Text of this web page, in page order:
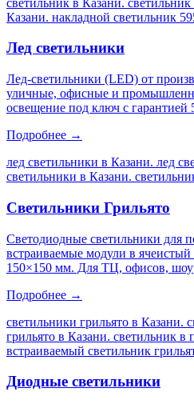
Казани. накладной светильник
Лед светильники
Лед-светильники (LED) от
уличные, офисные и
освещение под ключ с гарантией
Подробнее →
лед светильники в Казани. лед
светильники в Казани.
Светильники Грильято
Светодиодные светильники для
встраиваемые модули в
150×150 мм. Для ТЦ, офисов,
Подробнее →
светильники грильято в Казани.
грильято в Казани. светильник в
встраиваемый светильник
Диодные светильники